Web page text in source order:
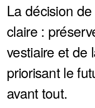
La décision
claire :
vestiaire et de
priorisant le
avant tout.